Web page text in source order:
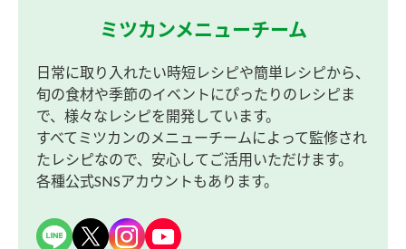
ミツカンメニューチーム
日常に取り入れたい時短レシピや簡単レシピから、
旬の食材や季節のイベントにぴったりのレシピま
で、様々なレシピを開発しています。
すべてミツカンのメニューチームによって監修され
たレシピなので、安心してご活用いただけます。
各種公式SNSアカウントもあります。